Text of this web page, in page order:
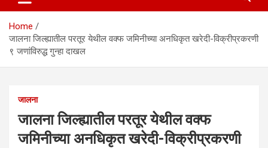
Home
जालना जिल्ह्यातील परतूर येथील वक्फ जमिनीच्या अनधिकृत खरेदी-विक्रीप्रकरणी
९ जणांविरुद्ध गुन्हा दाखल
जालना
जालना जिल्ह्यातील परतूर येथील वक्फ
जमिनीच्या अनधिकृत खरेदी-विक्रीप्रकरणी